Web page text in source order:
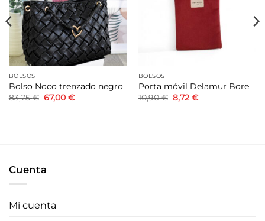
deseos
BOLSOS
Bolso Noco trenzado negro
83,75€ El
precio
67,00 €El
BOLSOS
Porta móvil Delamur Bore
10,90€ El
precio
8,72 €El
Cuenta
Mi cuenta